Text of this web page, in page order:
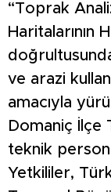
“Toprak
Haritalarının
ve arazi
amacıyla
Domaniç İlçe
teknik
Yetkililer,